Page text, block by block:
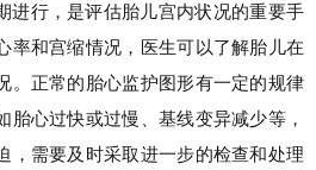
进行，是评估胎儿宫内状况的重要手
率和宫缩情况，医生可以了解胎儿在
。正常的胎心监护图形有一定的规律
胎心过快或过慢、基线变异减少等，
，需要及时采取进一步的检查和处理